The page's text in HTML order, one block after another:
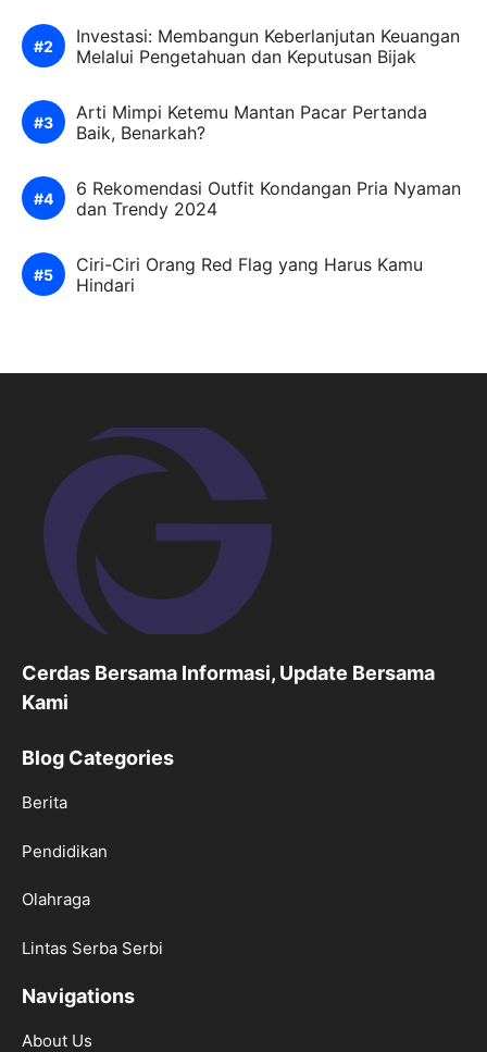
Investasi: Membangun Keberlanjutan Keuangan
Melalui Pengetahuan dan Keputusan Bijak
Arti Mimpi Ketemu Mantan Pacar Pertanda
Baik, Benarkah?
6 Rekomendasi Outfit Kondangan Pria Nyaman
dan Trendy 2024
Ciri-Ciri Orang Red Flag yang Harus Kamu
Hindari
Cerdas Bersama Informasi, Update Bersama
Kami
Blog Categories
Berita
Pendidikan
Olahraga
Lintas Serba Serbi
Navigations
About Us